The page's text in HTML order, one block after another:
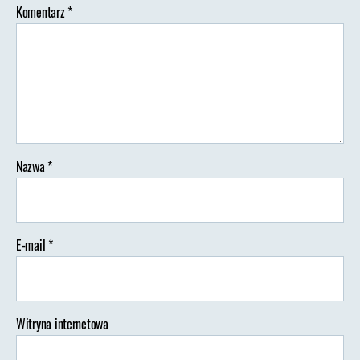
Komentarz*
Nazwa*
E-mail*
Witryna internetowa